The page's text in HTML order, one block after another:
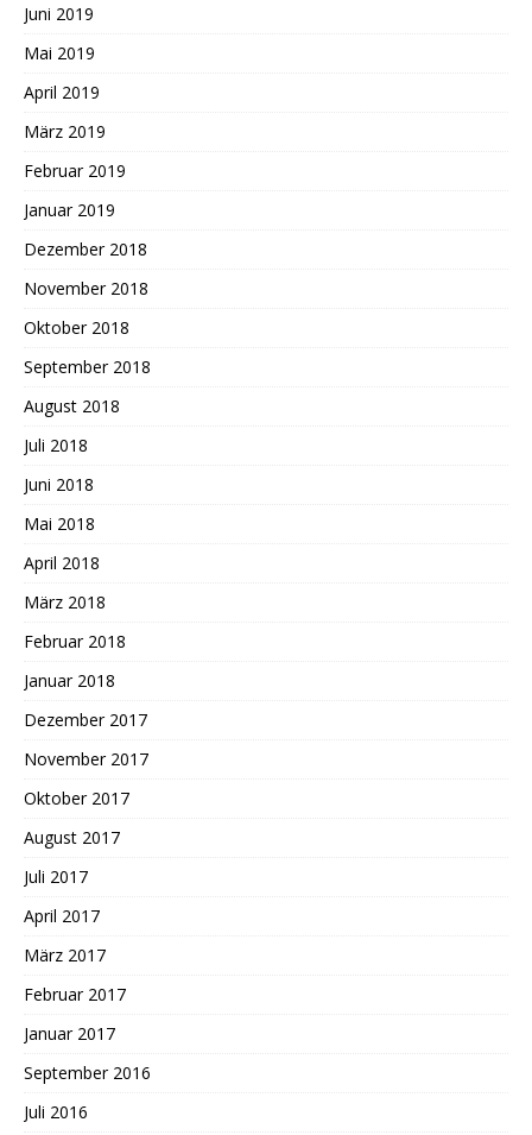
Juni 2019
Mai 2019
April 2019
März 2019
Februar 2019
Januar 2019
Dezember 2018
November 2018
Oktober 2018
September 2018
August 2018
Juli 2018
Juni 2018
Mai 2018
April 2018
März 2018
Februar 2018
Januar 2018
Dezember 2017
November 2017
Oktober 2017
August 2017
Juli 2017
April 2017
März 2017
Februar 2017
Januar 2017
September 2016
Juli 2016